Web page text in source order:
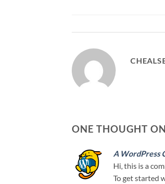
ONE THOUGHT
A WordPress
Hi, this is a
To get started